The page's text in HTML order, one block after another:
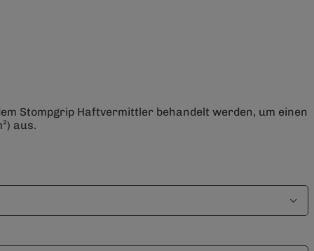
Stompgrip Haftvermittler behandelt werden, um einen
aus.